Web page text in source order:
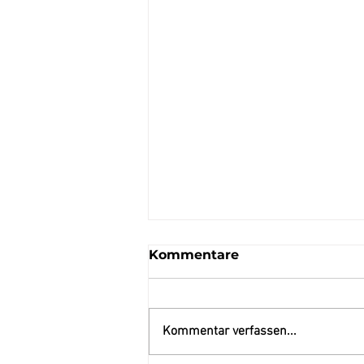
Kommentare
Kommentar verfassen...